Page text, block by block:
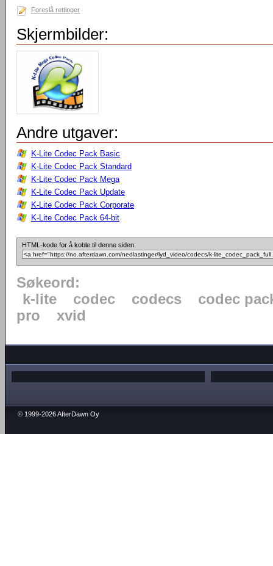
Foreslå rettinger
Skjermbilder:
Andre utgaver:
K-Lite Codec Pack Basic
K-Lite Codec Pack Standard
K-Lite Codec Pack Mega
K-Lite Codec Pack Update
K-Lite Codec Pack Corporate
K-Lite Codec Pack 64-bit
HTML-kode for å koble til denne siden:
Søkeord:
k-lite
codec codecs
codec
pro
xvid
© 1999-2026 AfterDawn Oy